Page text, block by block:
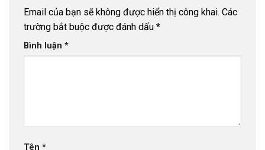
Email của bạn sẽ không được hiển thị công khai. Các
trường bắt buộc được đánh dấu *
Bình luận *
Tên *